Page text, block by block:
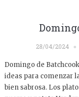
28/04/2024
Domingo de
ideas para comenzar
bien sabrosa. Los